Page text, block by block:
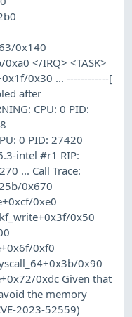
0x140
</IRQ> <TASK>
0x30 ... ------------[
after
CPU: 0 PID:
0 PID: 27420
intel #r1 RIP:
... Call Trace:
0x670
0xe0
0x50
0xf0
0x90
0xdc Given that
the memory
2023-52559)